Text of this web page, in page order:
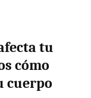
tu
cómo
cuerpo